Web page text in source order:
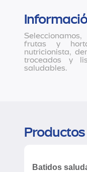
frutas y
nutricionista,
troceados y
saludables.
Productos
Batidos